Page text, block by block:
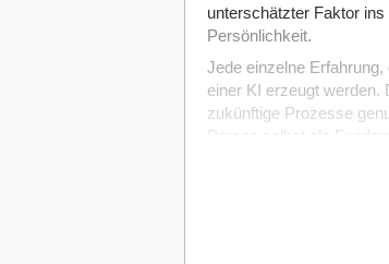
unterschätzter Faktor
Persönlichkeit.
Jede einzelne
einer KI erzeugt
zukünftige Prozesse
Person selbst als